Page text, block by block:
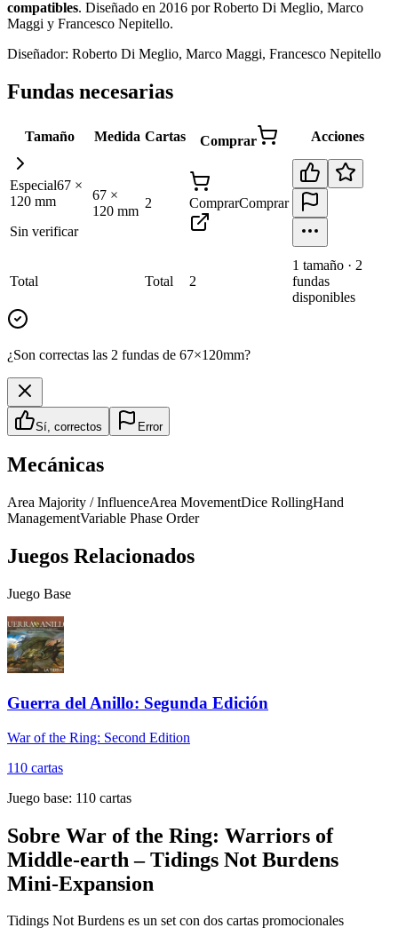
compatibles. Diseñado en 2016 por Roberto Di Meglio, Marco
Maggi y Francesco Nepitello.
Diseñador: Roberto Di Meglio, Marco Maggi, Francesco Nepitello
Fundas necesarias
Tamaño Medida Cartas Comprar Acciones
Especial67 ×
120 mm
Sin verificar
67 ×
120 mm
2 ComprarComprar
Total Total 2
1 tamaño · 2
fundas
disponibles
¿Son correctas las 2 fundas de 67×120mm?
Sí, correctos Error
Mecánicas
Area Majority / InfluenceArea MovementDice RollingHand
ManagementVariable Phase Order
Juegos Relacionados
Juego Base
Guerra del Anillo: Segunda Edición
War of the Ring: Second Edition
110 cartas
Juego base: 110 cartas
Sobre War of the Ring: Warriors of
Middle-earth – Tidings Not Burdens
Mini-Expansion
Tidings Not Burdens es un set con dos cartas promocionales